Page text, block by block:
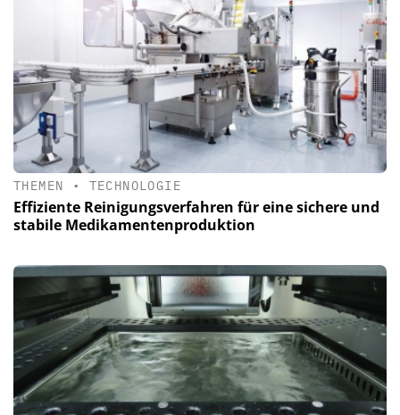
THEMEN • TECHNOLOGIE
Effiziente Reinigungsverfahren für eine sichere und
stabile Medikamentenproduktion